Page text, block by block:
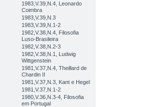
1983,V.39,N.4, Leonardo
Coimbra
1983,V.39,N.3
1983,V.39,N.1-2
1982,V.38,N.4, Filosofia
Luso-Brasileira
1982,V.38,N.2-3
1982,V.38,N.1, Ludwig
Wittgenstein
1981,V.37,N.4, Theillard de
Chardin II
1981,V.37,N.3, Kant e Hegel
1981,V.37,N.1-2
1980,V.36,N.3-4, Filosofia
em Portugal